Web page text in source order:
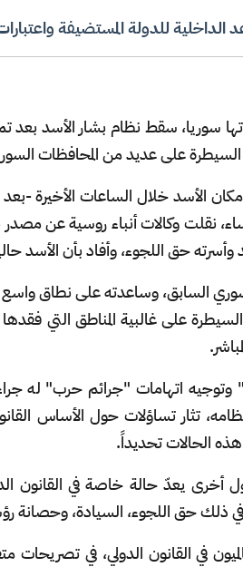
الداخلية للدولة المستضيفة
سوريا، سقط نظام بشار الأسد
الأسد خلال الساعات الأخيرة
حق اللجوء، وأفاد بأن الأسد
السابق، وساعدته على نطاق واسع
السيطرة على غالبية المناطق التي
وتوجيه اتهامات "جرائم حرب" له
تلاحق نظامه، تثار تساؤلات حول الأساس
الحالات تحديداً.
أخرى يعدّ حالة خاصة في القانون
ذلك حق اللجوء، السيادة، وحصانة